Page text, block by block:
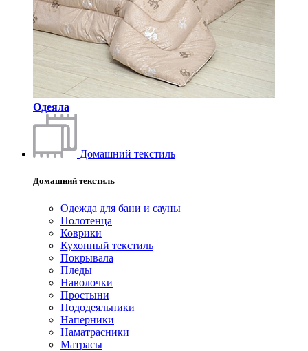
Одеяла
Домашний текстиль
Домашний текстиль
Одежда для бани и сауны
Полотенца
Коврики
Кухонный текстиль
Покрывала
Пледы
Наволочки
Простыни
Пододеяльники
Наперники
Наматрасники
Матрасы